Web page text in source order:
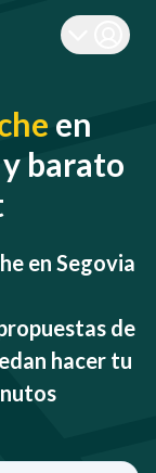
en
barato
en Segovia
de
hacer tu